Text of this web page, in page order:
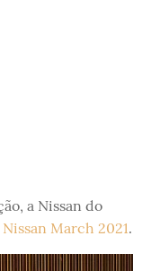
a Nissan do
Nissan March 2021.